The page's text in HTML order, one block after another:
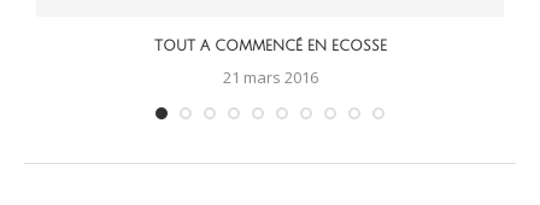
TOUT A COMMENCÉ EN ECOSSE
21 mars 2016